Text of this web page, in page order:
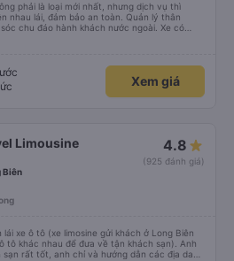
phải là loại mới nhất, nhưng dịch vụ thì
nhau lái, đảm bảo an toàn. Quản lý thân
chu đáo hành khách nước ngoài. Xe có
dừng thường xuyên ở các khu vực nghỉ ngơi.
giá vé 480.000 VND.
Xem giá
Limousine 4.8
(925 đánh giá)
Biên
xe ô tô (xe limosine gửi khách ở Long Biên
khác nhau để đưa về tận khách sạn). Anh
rất tốt, anh chỉ và hướng dẫn các địa danh